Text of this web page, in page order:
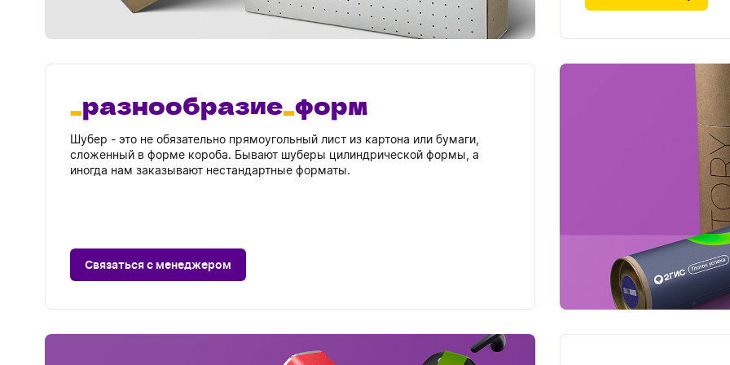
разнообразие форм
Шубер - это не обязательно прямоугольный лист из картона или бумаги,
сложенный в форме короба. Бывают шуберы цилиндрической формы, а
иногда нам заказывают нестандартные форматы.
Связаться с менеджером